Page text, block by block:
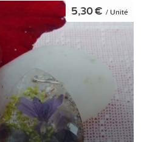
5,30 € / Unité